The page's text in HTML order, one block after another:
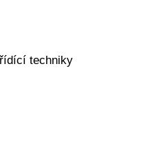
techniky